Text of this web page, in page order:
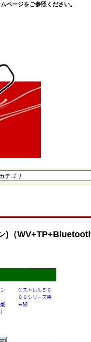
ページをご参照ください。
)（